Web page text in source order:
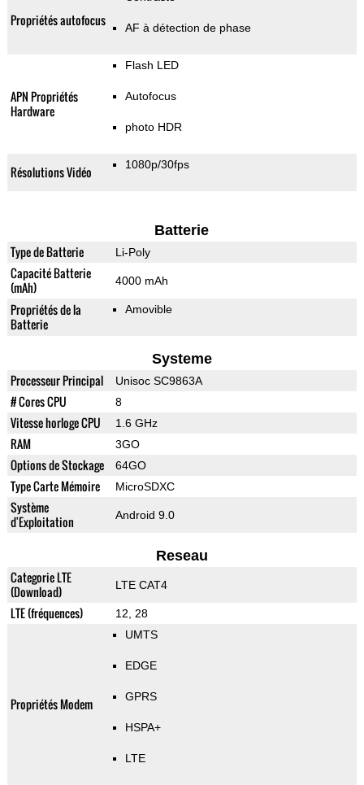
Propriétés autofocus AF à détection de phase
APN Propriétés
Hardware
Flash LED
Autofocus
photo HDR
Résolutions Vidéo 1080p/30fps
Batterie
Type de Batterie Li-Poly
Capacité Batterie
(mAh)
4000 mAh
Propriétés de la
Batterie
Amovible
Systeme
Processeur Principal Unisoc SC9863A
# Cores CPU 8
Vitesse horloge CPU 1.6 GHz
RAM 3GO
Options de Stockage 64GO
Type Carte Mémoire MicroSDXC
Système
d'Exploitation
Android 9.0
Reseau
Categorie LTE
(Download)
LTE CAT4
LTE (fréquences) 12, 28
Propriétés Modem
UMTS
EDGE
GPRS
HSPA+
LTE